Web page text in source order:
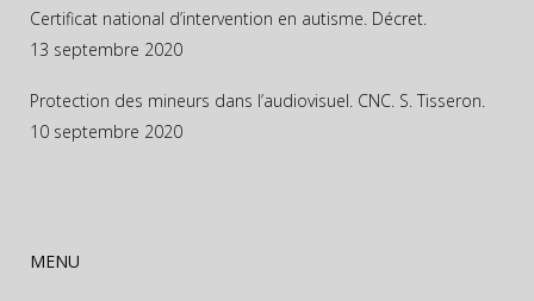
Certificat national d’intervention en autisme. Décret.
13 septembre 2020
Protection des mineurs dans l’audiovisuel. CNC. S. Tisseron.
10 septembre 2020
MENU